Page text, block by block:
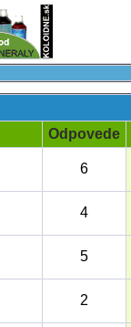
Odpovede
6
4
5
2